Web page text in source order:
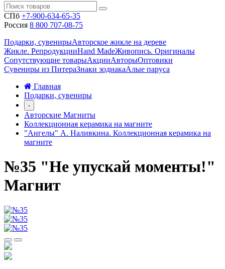
СПб +7-900-634-65-35
Россия 8 800 707-08-75
Подарки, сувенирыАвторское жикле на дереве
Жикле. РепродукцииHand MadeЖивопись. Оригиналы
Сопутствующие товарыАкцииАвторыОптовики
Сувениры из ПитераЗнаки зодиакаАлые паруса
Главная
Подарки, сувениры
-
Авторские Магниты
Коллекционная керамика на магните
"Ангелы" А. Наливкина. Коллекционная керамика на
магните
№35 "Не упускай моменты!"
Магнит